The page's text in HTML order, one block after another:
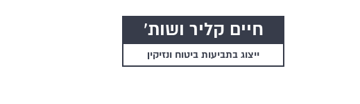
חיים קליר ושות'
ייצוג בתביעות ביטוח ונזיקין